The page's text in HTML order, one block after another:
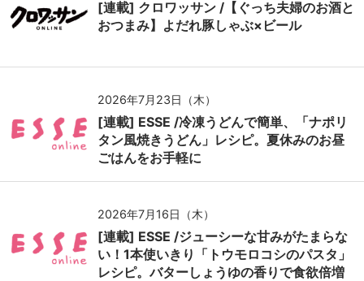
[連載] クロワッサン /【ぐっち夫婦のお酒と
おつまみ】よだれ豚しゃぶ×ビール
2026年7月23日（木）
[連載] ESSE /冷凍うどんで簡単、「ナポリ
タン風焼きうどん」レシピ。夏休みのお昼
ごはんをお手軽に
2026年7月16日（木）
[連載] ESSE /ジューシーな甘みがたまらな
い！1本使いきり「トウモロコシのパスタ」
レシピ。バターしょうゆの香りで食欲倍増